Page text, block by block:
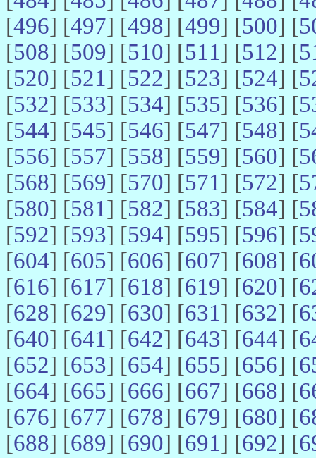
[496] [497] [498] [499] [500] [
[508] [509] [510] [511] [512] [
[520] [521] [522] [523] [524] [
[532] [533] [534] [535] [536] [
[544] [545] [546] [547] [548] [
[556] [557] [558] [559] [560] [
[568] [569] [570] [571] [572] [
[580] [581] [582] [583] [584] [
[592] [593] [594] [595] [596] [
[604] [605] [606] [607] [608] [
[616] [617] [618] [619] [620] [
[628] [629] [630] [631] [632] [
[640] [641] [642] [643] [644] [
[652] [653] [654] [655] [656] [
[664] [665] [666] [667] [668] [
[676] [677] [678] [679] [680] [
[688] [689] [690] [691] [692] [